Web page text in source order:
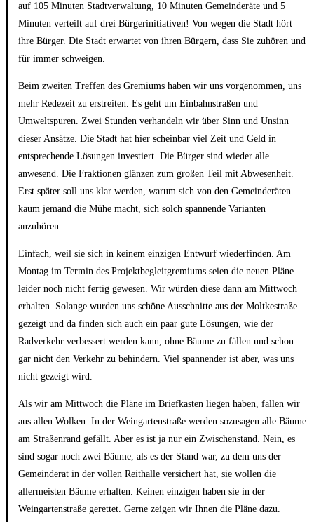
auf 105 Minuten Stadtverwaltung, 10 Minuten Gemeinderäte und 5
Minuten verteilt auf drei Bürgerinitiativen! Von wegen die Stadt hört
ihre Bürger. Die Stadt erwartet von ihren Bürgern, dass Sie zuhören und
für immer schweigen.
Beim zweiten Treffen des Gremiums haben wir uns vorgenommen, uns
mehr Redezeit zu erstreiten. Es geht um Einbahnstraßen und
Umweltspuren. Zwei Stunden verhandeln wir über Sinn und Unsinn
dieser Ansätze. Die Stadt hat hier scheinbar viel Zeit und Geld in
entsprechende Lösungen investiert. Die Bürger sind wieder alle
anwesend. Die Fraktionen glänzen zum großen Teil mit Abwesenheit.
Erst später soll uns klar werden, warum sich von den Gemeinderäten
kaum jemand die Mühe macht, sich solch spannende Varianten
anzuhören.
Einfach, weil sie sich in keinem einzigen Entwurf wiederfinden. Am
Montag im Termin des Projektbegleitgremiums seien die neuen Pläne
leider noch nicht fertig gewesen. Wir würden diese dann am Mittwoch
erhalten. Solange wurden uns schöne Ausschnitte aus der Moltkestraße
gezeigt und da finden sich auch ein paar gute Lösungen, wie der
Radverkehr verbessert werden kann, ohne Bäume zu fällen und schon
gar nicht den Verkehr zu behindern. Viel spannender ist aber, was uns
nicht gezeigt wird.
Als wir am Mittwoch die Pläne im Briefkasten liegen haben, fallen wir
aus allen Wolken. In der Weingartenstraße werden sozusagen alle Bäume
am Straßenrand gefällt. Aber es ist ja nur ein Zwischenstand. Nein, es
sind sogar noch zwei Bäume, als es der Stand war, zu dem uns der
Gemeinderat in der vollen Reithalle versichert hat, sie wollen die
allermeisten Bäume erhalten. Keinen einzigen haben sie in der
Weingartenstraße gerettet. Gerne zeigen wir Ihnen die Pläne dazu.